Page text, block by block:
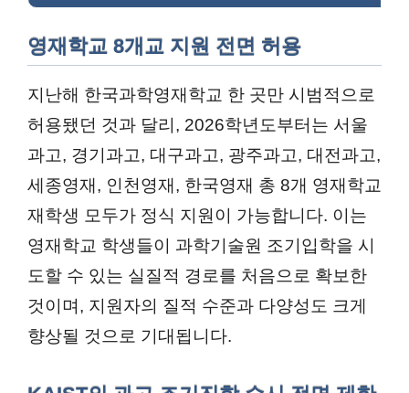
영재학교 8개교 지원 전면 허용
지난해 한국과학영재학교 한 곳만 시범적으로
허용됐던 것과 달리, 2026학년도부터는 서울
과고, 경기과고, 대구과고, 광주과고, 대전과고,
세종영재, 인천영재, 한국영재 총 8개 영재학교
재학생 모두가 정식 지원이 가능합니다. 이는
영재학교 학생들이 과학기술원 조기입학을 시
도할 수 있는 실질적 경로를 처음으로 확보한
것이며, 지원자의 질적 수준과 다양성도 크게
향상될 것으로 기대됩니다.